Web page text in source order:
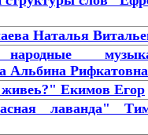
Наталья
Альбина Рифкатовна
Екимов Егор
лаванда"